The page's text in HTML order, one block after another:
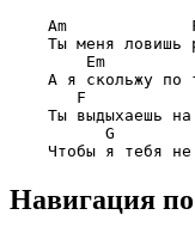
Am
Ты меня ловишь
Em
А я скольжу по
F
Ты выдыхаешь
G
Навигация